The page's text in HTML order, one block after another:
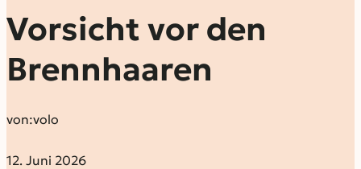
Vorsicht vor den
Brennhaaren
von:volo
12. Juni 2026